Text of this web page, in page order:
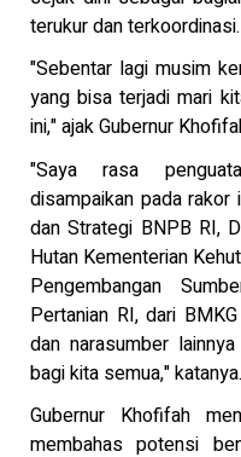
terukur dan terkoordinasi.
"Sebentar lagi musim
yang bisa terjadi mari
ini," ajak Gubernur
"Saya rasa
disampaikan pada
dan Strategi BNPB RI,
Hutan Kementerian
Pengembangan
Pertanian RI, dari
dan narasumber
bagi kita semua," katanya.
Gubernur Khofifah
membahas potensi